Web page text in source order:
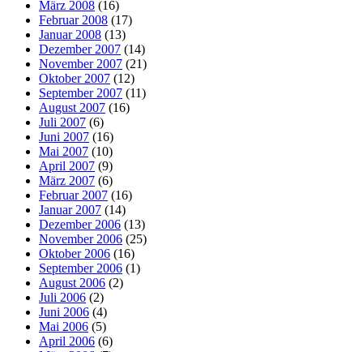
März 2008 (16)
Februar 2008 (17)
Januar 2008 (13)
Dezember 2007 (14)
November 2007 (21)
Oktober 2007 (12)
September 2007 (11)
August 2007 (16)
Juli 2007 (6)
Juni 2007 (16)
Mai 2007 (10)
April 2007 (9)
März 2007 (6)
Februar 2007 (16)
Januar 2007 (14)
Dezember 2006 (13)
November 2006 (25)
Oktober 2006 (16)
September 2006 (1)
August 2006 (2)
Juli 2006 (2)
Juni 2006 (4)
Mai 2006 (5)
April 2006 (6)